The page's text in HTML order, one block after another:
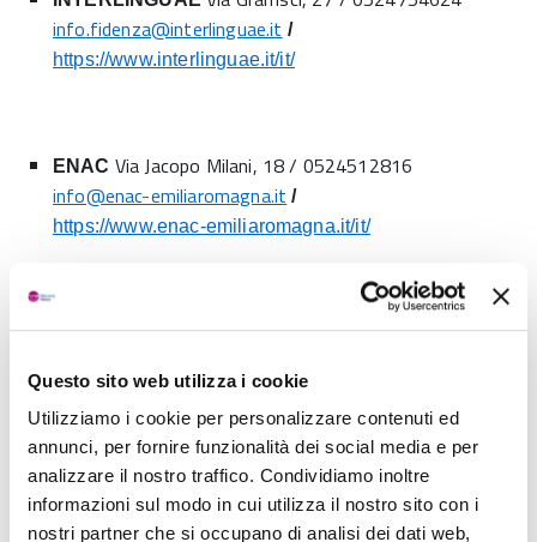
Questo sito web utilizza i cookie
Utilizziamo i cookie per personalizzare contenuti ed
annunci, per fornire funzionalità dei social media e per
analizzare il nostro traffico. Condividiamo inoltre
informazioni sul modo in cui utilizza il nostro sito con i
nostri partner che si occupano di analisi dei dati web,
info.fidenza@interlinguae.it /
https://www.interlinguae.it/it/
ENAC Via Jacopo Milani, 18 / 0524512816
info@enac-emiliaromagna.it /
https://www.enac-emiliaromagna.it/it/
HOCUS-LOTUSVia Berenini / 3381020506
https://www.hocus-lotus.edu/teachers/mirella-mutolo/
UNITRE Via Berenini, 151 / 0524527925
unitrefidenza@gmail.com/http://www.unitrefidenza.it/